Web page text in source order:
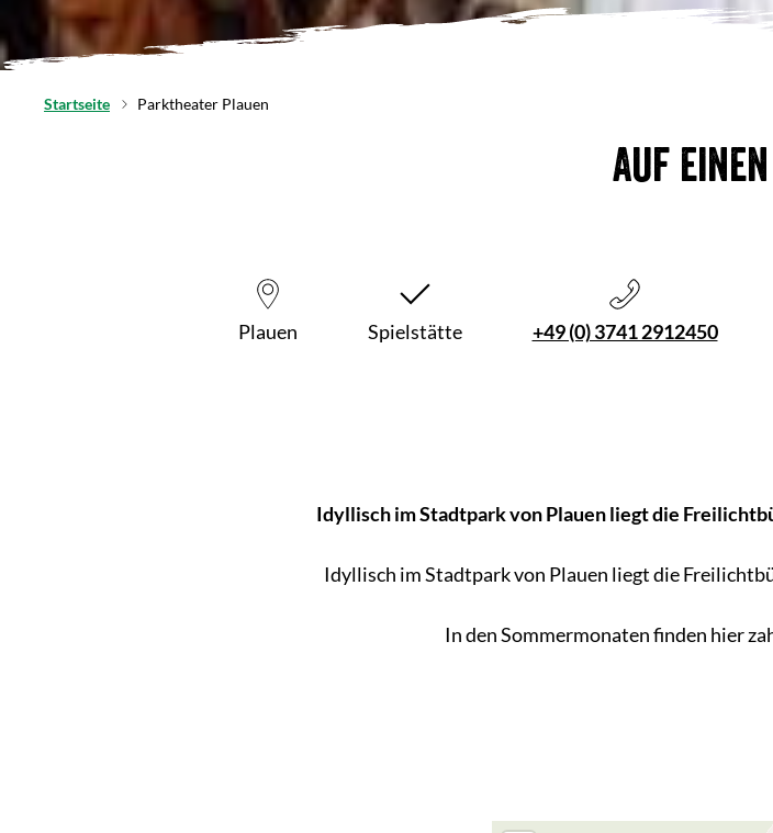
Startseite Parktheater Plauen
Auf
Plauen Spielstätte +49 (0) 3741 2912450
Idyllisch im Stadtpark von Plauen liegt die
Idyllisch im Stadtpark von Plauen liegt die
In den Sommermonaten finden hier